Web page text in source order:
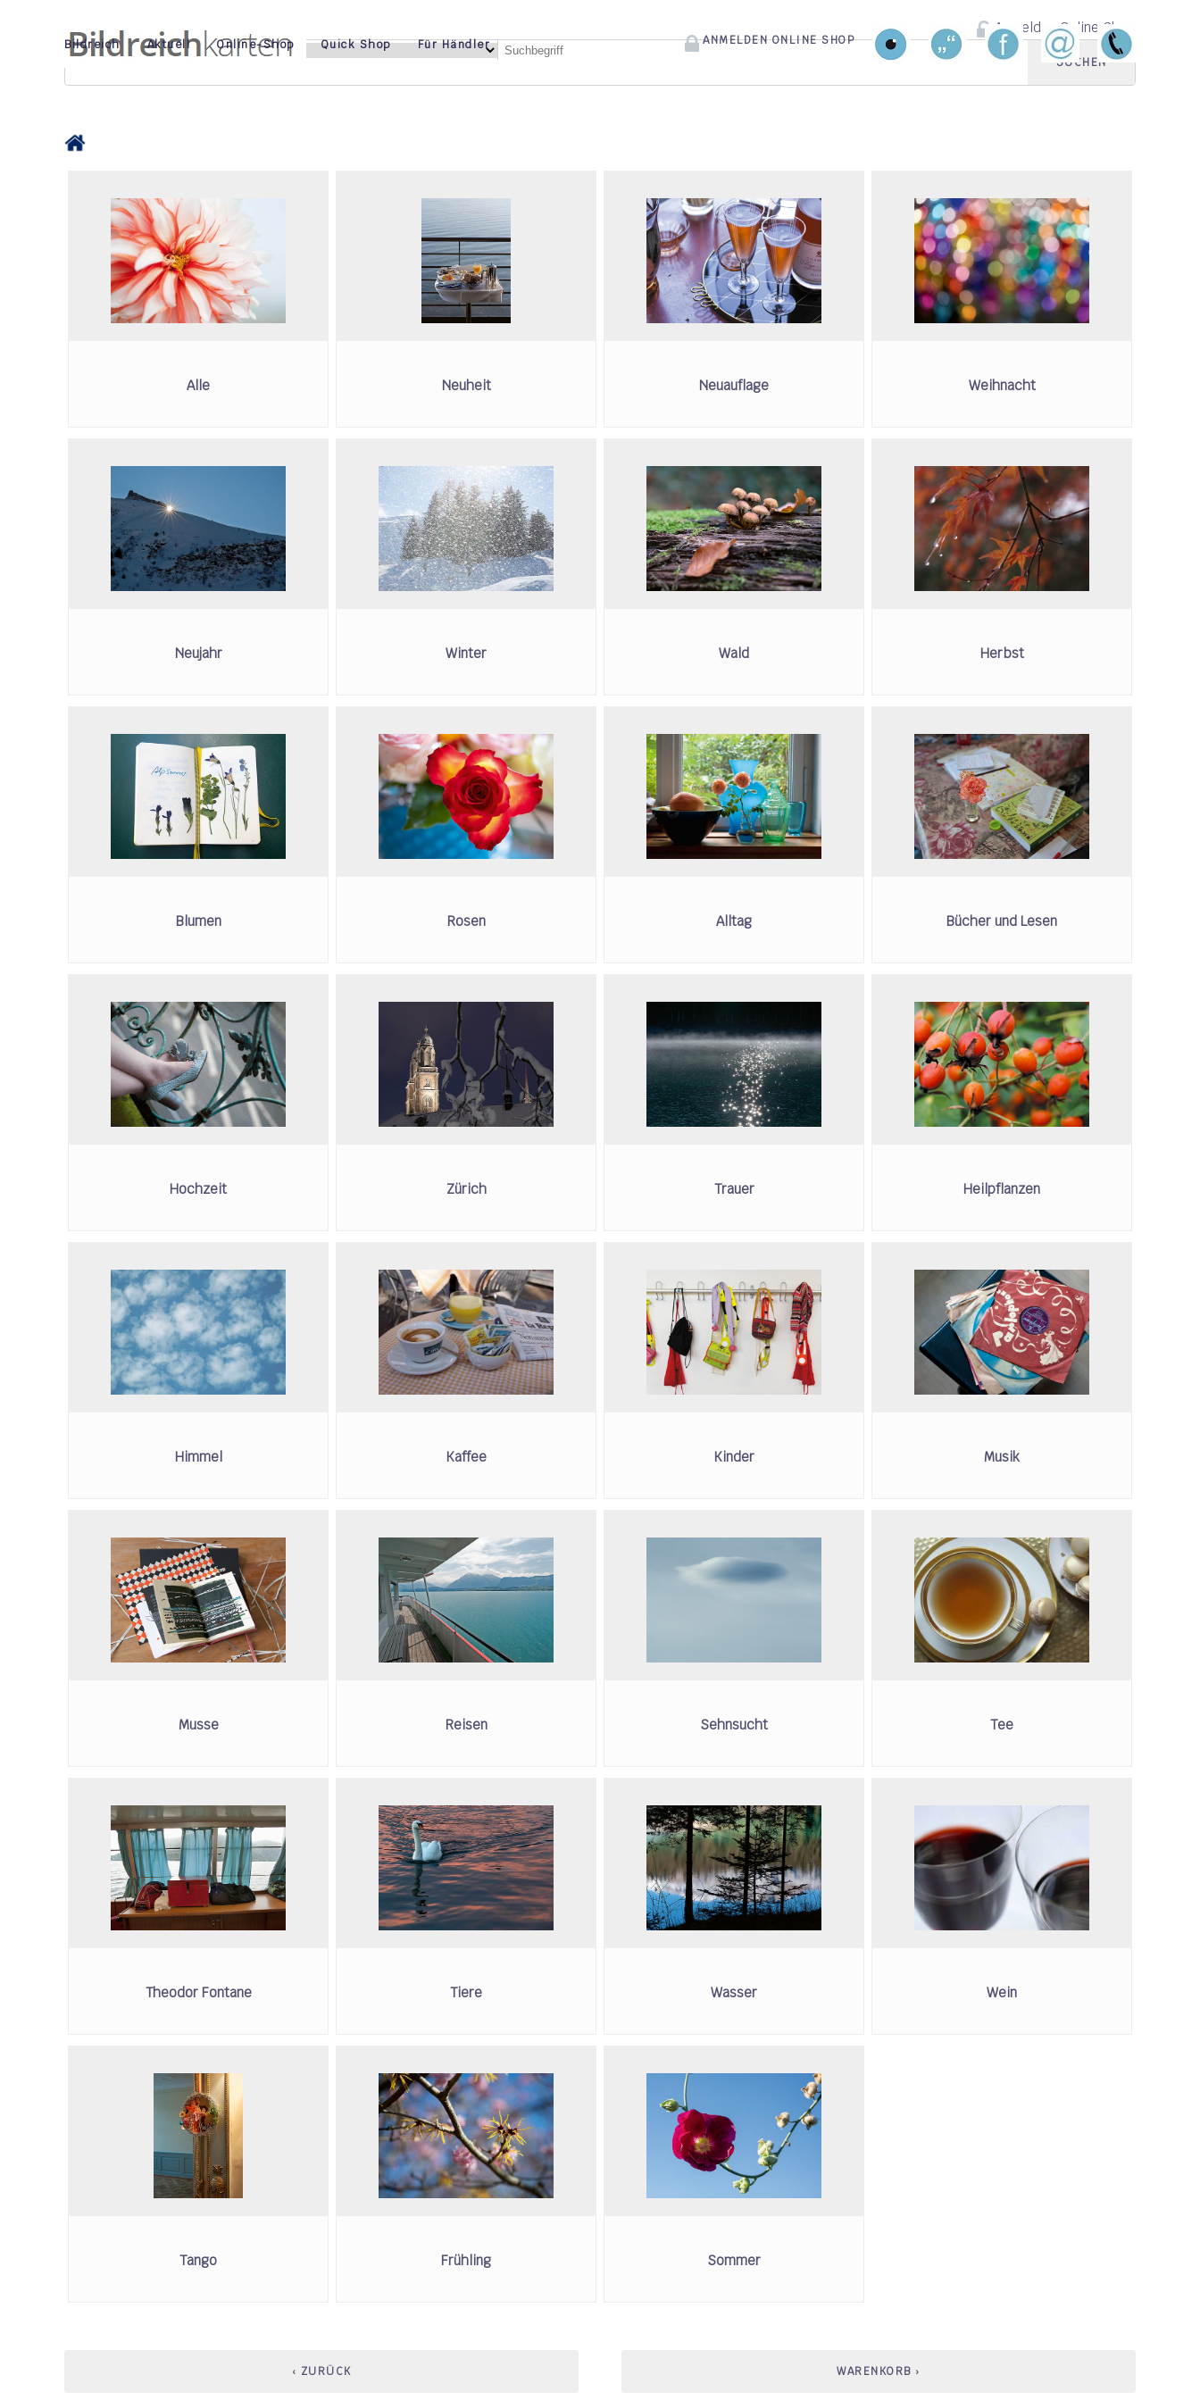
ANMELDEN ONLINE SHOP
Bildreich Aktuell Online-Shop Quick Shop Für Händler
Anmelden Online Shop
SUCHEN
Alle Neuheit Neuauflage Weihnacht
Neujahr Winter Wald Herbst
Blumen Rosen Alltag Bücher und Lesen
Hochzeit Zürich Trauer Heilpflanzen
Himmel Kaffee Kinder Musik
Musse Reisen Sehnsucht Tee
Theodor Fontane Tiere Wasser Wein
Tango Frühling Sommer
‹ ZURÜCK WARENKORB ›